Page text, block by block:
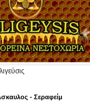
- Σεραφείμ